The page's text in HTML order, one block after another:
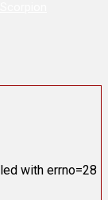
with errno=28